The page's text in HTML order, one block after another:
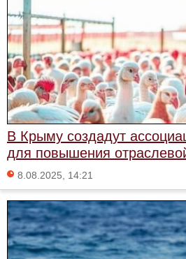
В Крыму создадут
для повышения
8.08.2025, 14:21